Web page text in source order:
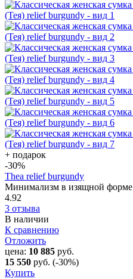
+ подарок
-30%
Thea relief burgundy
Минимализм в изящной форме
4.92
3 отзыва
В наличии
К сравнению
Отложить
цена: 10 885 руб.
15 550 руб. (-30%)
Купить